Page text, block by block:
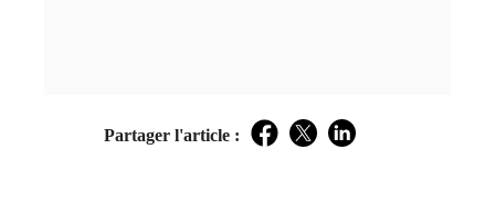
Partager l'article : Facebook
TwitterLinkedIn